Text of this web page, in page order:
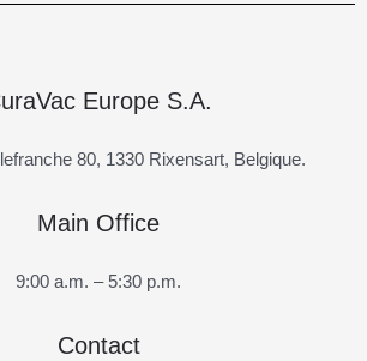
Europe S.A.
80, 1330 Rixensart, Belgique.
Main Office
9:00 a.m. – 5:30 p.m.
Contact